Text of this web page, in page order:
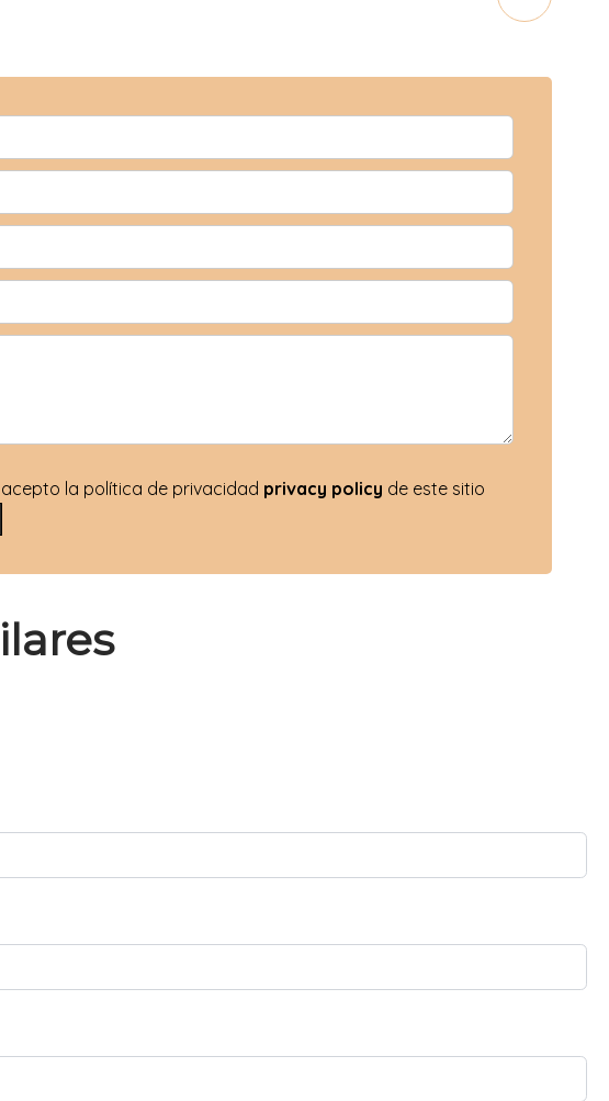
acepto la política de privacidad privacy policy de este sitio